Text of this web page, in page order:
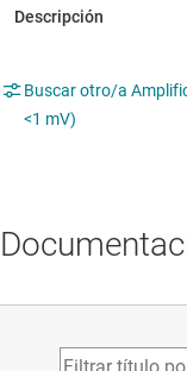
Buscar otro/a
<1 mV)